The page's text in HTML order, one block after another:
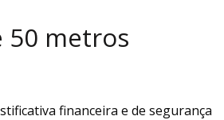
50 metros
financeira e de segurança